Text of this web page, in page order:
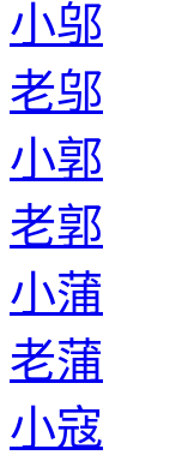
小邬
老邬
小郭
老郭
小蒲
老蒲
小寇